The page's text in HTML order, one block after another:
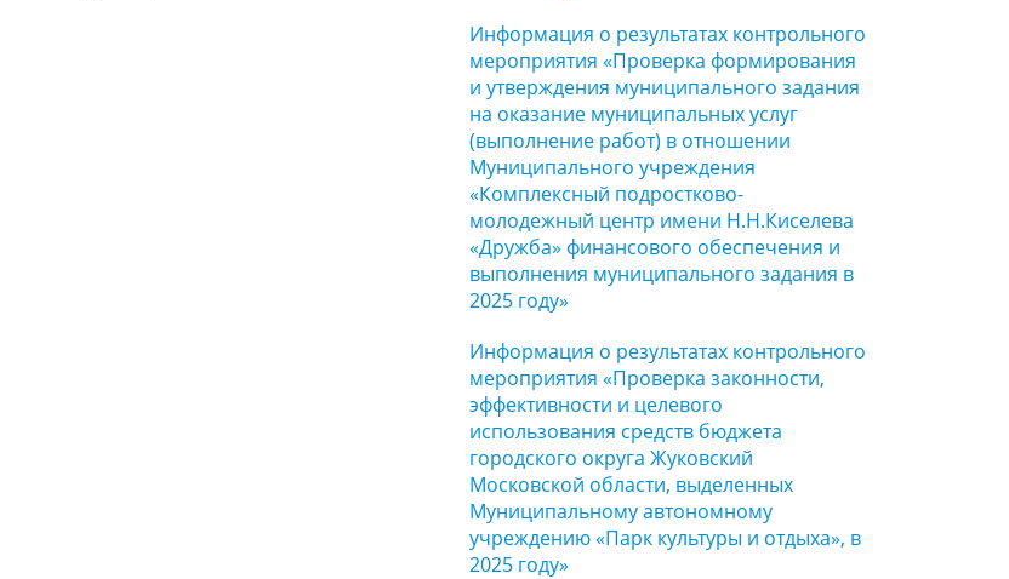
Информация о результатах контрольного
мероприятия «Проверка формирования
и утверждения муниципального задания
на оказание муниципальных услуг
(выполнение работ) в отношении
Муниципального учреждения
«Комплексный подростково-
молодежный центр имени Н.Н.Киселева
«Дружба» финансового обеспечения и
выполнения муниципального задания в
2025 году»
Информация о результатах контрольного
мероприятия «Проверка законности,
эффективности и целевого
использования средств бюджета
городского округа Жуковский
Московской области, выделенных
Муниципальному автономному
учреждению «Парк культуры и отдыха», в
2025 году»